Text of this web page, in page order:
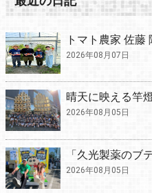
トマト農家 佐藤
2026年08月07日
晴天に映える竿
2026年08月05日
「久光製薬のブ
2026年08月05日